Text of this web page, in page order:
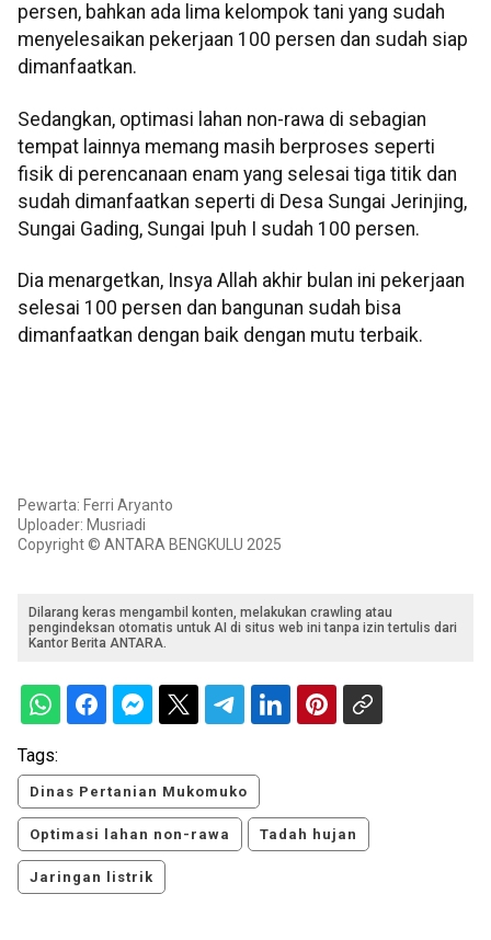
persen, bahkan ada lima kelompok tani yang sudah
menyelesaikan pekerjaan 100 persen dan sudah siap
dimanfaatkan.
Sedangkan, optimasi lahan non-rawa di sebagian
tempat lainnya memang masih berproses seperti
fisik di perencanaan enam yang selesai tiga titik dan
sudah dimanfaatkan seperti di Desa Sungai Jerinjing,
Sungai Gading, Sungai Ipuh I sudah 100 persen.
Dia menargetkan, Insya Allah akhir bulan ini pekerjaan
selesai 100 persen dan bangunan sudah bisa
dimanfaatkan dengan baik dengan mutu terbaik.
Pewarta: Ferri Aryanto
Uploader: Musriadi
Copyright © ANTARA BENGKULU 2025
Dilarang keras mengambil konten, melakukan crawling atau
pengindeksan otomatis untuk AI di situs web ini tanpa izin tertulis dari
Kantor Berita ANTARA.
Tags:
Dinas Pertanian Mukomuko
Optimasi lahan non-rawa Tadah hujan
Jaringan listrik